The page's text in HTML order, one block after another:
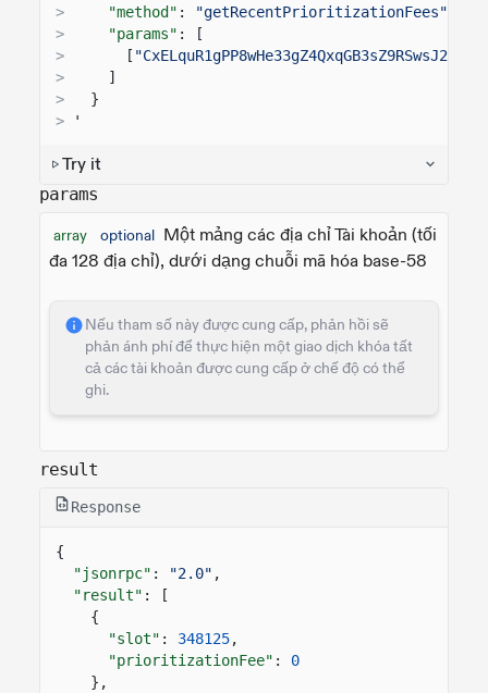
>
"method" : "getRecentPrioritizationFees"
>
"params" : [
>
[
>
]
>
}
>
'
Try it
params
array optional Một mảng các địa chỉ Tài khoản (tối
đa 128 địa chỉ), dưới dạng chuỗi mã hóa base-58
Nếu tham số này được cung cấp, phản hồi sẽ
phản ánh phí để thực hiện một giao dịch khóa tất
cả các tài khoản được cung cấp ở chế độ có thể
ghi.
result
Response
{
"jsonrpc" : "2.0" ,
"result" : [
{
"slot" : 348125,
"prioritizationFee" :
0
},